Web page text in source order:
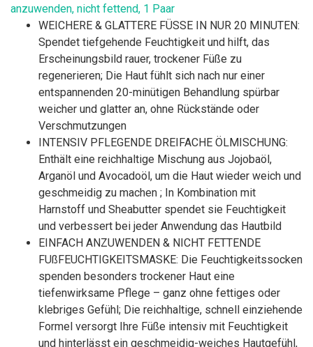
anzuwenden, nicht fettend, 1 Paar
WEICHERE & GLATTERE FÜSSE IN NUR 20 MINUTEN:
Spendet tiefgehende Feuchtigkeit und hilft, das
Erscheinungsbild rauer, trockener Füße zu
regenerieren; Die Haut fühlt sich nach nur einer
entspannenden 20-minütigen Behandlung spürbar
weicher und glatter an, ohne Rückstände oder
Verschmutzungen
INTENSIV PFLEGENDE DREIFACHE ÖLMISCHUNG:
Enthält eine reichhaltige Mischung aus Jojobaöl,
Arganöl und Avocadoöl, um die Haut wieder weich und
geschmeidig zu machen ; In Kombination mit
Harnstoff und Sheabutter spendet sie Feuchtigkeit
und verbessert bei jeder Anwendung das Hautbild
EINFACH ANZUWENDEN & NICHT FETTENDE
FUßFEUCHTIGKEITSMASKE: Die Feuchtigkeitssocken
spenden besonders trockener Haut eine
tiefenwirksame Pflege – ganz ohne fettiges oder
klebriges Gefühl; Die reichhaltige, schnell einziehende
Formel versorgt Ihre Füße intensiv mit Feuchtigkeit
und hinterlässt ein geschmeidig-weiches Hautgefühl,